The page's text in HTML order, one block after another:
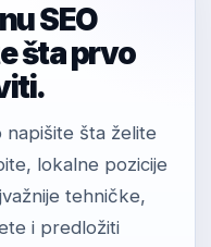
SEO
šta prvo
napišite šta želite
lokalne pozicije
tehničke,
i predložiti